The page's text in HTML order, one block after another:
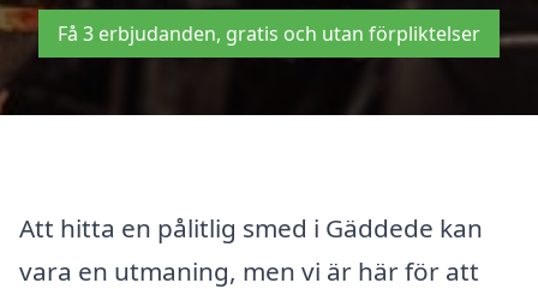
Få 3 erbjudanden, gratis och utan förpliktelser
Att hitta en pålitlig smed i Gäddede kan
vara en utmaning, men vi är här för att